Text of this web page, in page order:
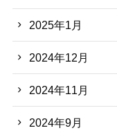
2025年1月
2024年12月
2024年11月
2024年9月